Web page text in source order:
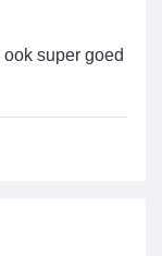
super goed